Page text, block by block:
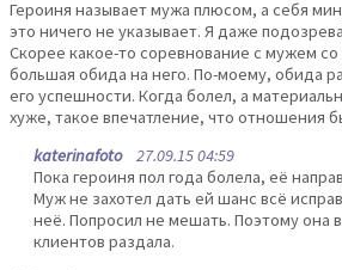
Героиня называет мужа плюсом, а себя
это ничего не указывает. Я даже
Скорее какое-то соревнование с мужем
большая обида на него. По-моему, обида
его успешности. Когда болел, а
хуже, такое впечатление, что отношения
katerinafoto27.09.15 04:59
Пока героиня пол года болела, её
Муж не захотел дать ей шанс всё
неё. Попросил не мешать. Поэтому она
клиентов раздала.